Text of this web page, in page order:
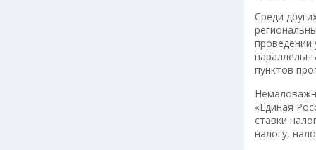
Среди
проведении
пунктов
«Единая
ставки
налогу,